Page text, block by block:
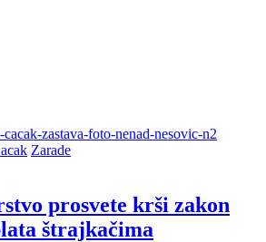
Zarade
prosvete krši zakon
štrajkačima